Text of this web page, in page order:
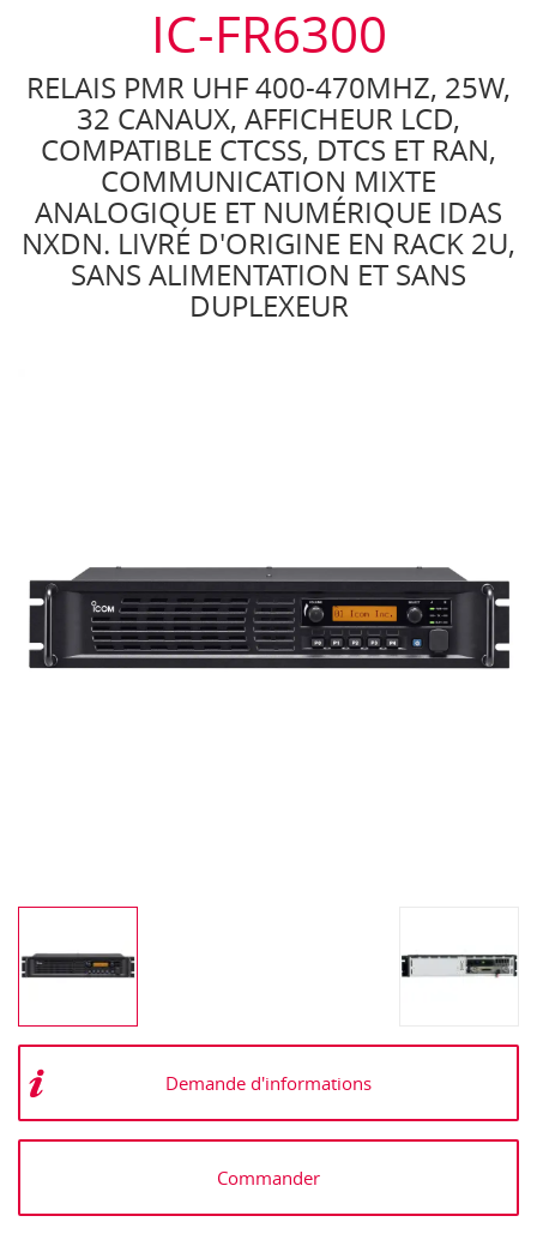
IC-FR6300
RELAIS PMR UHF 400-470MHZ, 25W,
32 CANAUX, AFFICHEUR LCD,
COMPATIBLE CTCSS, DTCS ET RAN,
COMMUNICATION MIXTE
ANALOGIQUE ET NUMÉRIQUE IDAS
NXDN. LIVRÉ D'ORIGINE EN RACK 2U,
SANS ALIMENTATION ET SANS
DUPLEXEUR
Demande d'informations
Commander